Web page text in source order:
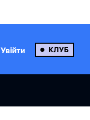
Увійти КЛУБ